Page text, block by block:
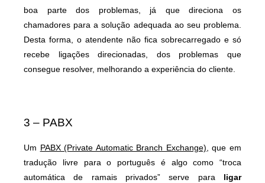
boa parte dos problemas, já que direciona os
chamadores para a solução adequada ao seu problema.
Desta forma, o atendente não fica sobrecarregado e só
recebe ligações direcionadas, dos problemas que
consegue resolver, melhorando a experiência do cliente.
3 – PABX
Um PABX (Private Automatic Branch Exchange) , que em
tradução livre para o português é algo como “troca
automática de ramais privados” serve para ligar